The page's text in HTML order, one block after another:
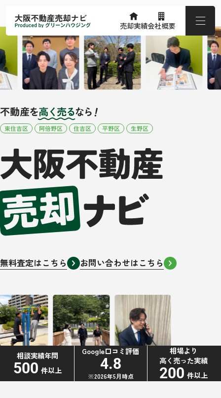
売却実績会社概要
無料査定はこちら お問い合わせはこちら
相談実績年間
500 件以上
Google口コミ評価
4.8
※2026年5月時点
相場より
高く売った実績
200 件以上